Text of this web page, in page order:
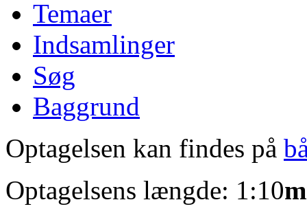
Temaer
Indsamlinger
Søg
Baggrund
Optagelsen kan findes på
Optagelsens længde: 1:10